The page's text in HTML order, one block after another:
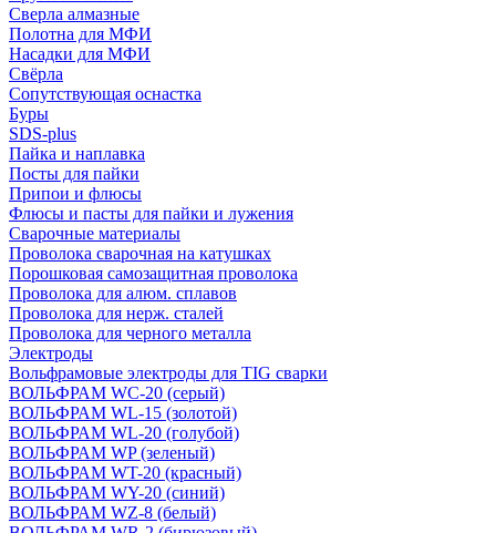
Сверла алмазные
Полотна для МФИ
Насадки для МФИ
Свёрла
Сопутствующая оснастка
Буры
SDS-plus
Пайка и наплавка
Посты для пайки
Припои и флюсы
Флюсы и пасты для пайки и лужения
Сварочные материалы
Проволока сварочная на катушках
Порошковая самозащитная проволока
Проволока для алюм. сплавов
Проволока для нерж. сталей
Проволока для черного металла
Электроды
Вольфрамовые электроды для TIG сварки
ВОЛЬФРАМ WC-20 (серый)
ВОЛЬФРАМ WL-15 (золотой)
ВОЛЬФРАМ WL-20 (голубой)
ВОЛЬФРАМ WP (зеленый)
ВОЛЬФРАМ WT-20 (красный)
ВОЛЬФРАМ WY-20 (синий)
ВОЛЬФРАМ WZ-8 (белый)